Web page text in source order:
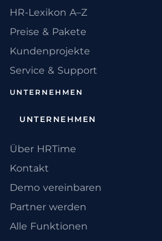
HR-Lexikon A–Z
Preise & Pakete
Kundenprojekte
Service & Support
UNTERNEHMEN
UNTERNEHMEN
Über HRTime
Kontakt
Demo vereinbaren
Partner werden
Alle Funktionen